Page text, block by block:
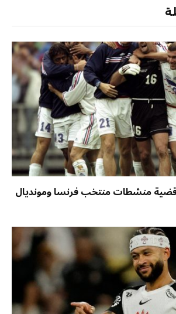
قضية منشطات منتخب فرنسا ومونديال